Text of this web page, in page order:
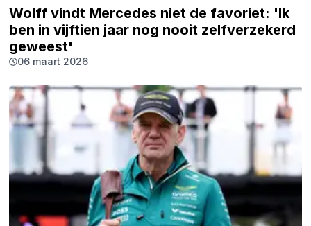
Wolff vindt Mercedes niet de favoriet: 'Ik
ben in vijftien jaar nog nooit zelfverzekerd
geweest'
06 maart 2026